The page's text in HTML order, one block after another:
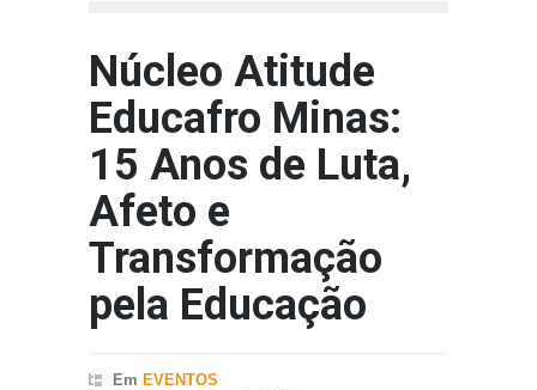
Núcleo Atitude
Educafro Minas:
15 Anos de Luta,
Afeto e
Transformação
pela Educação
Em EVENTOS